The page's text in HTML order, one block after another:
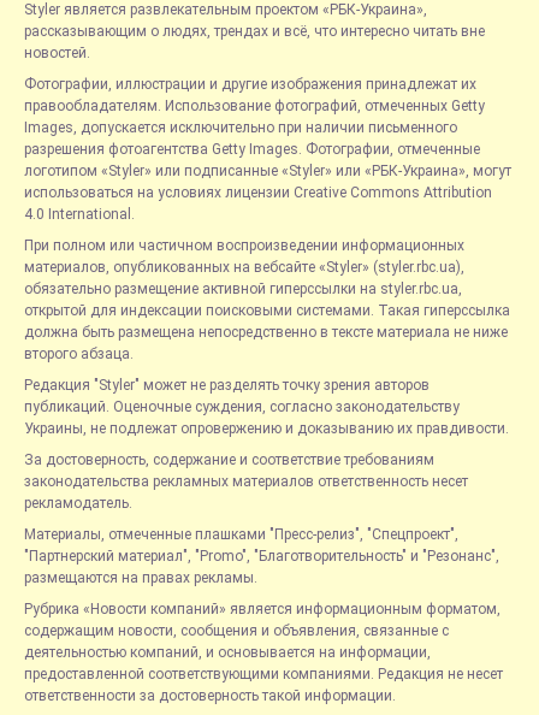
Styler является развлекательным проектом «РБК-Украина»,
рассказывающим о людях, трендах и всё, что интересно читать вне
новостей.
Фотографии, иллюстрации и другие изображения принадлежат их
правообладателям. Использование фотографий, отмеченных Getty
Images, допускается исключительно при наличии письменного
разрешения фотоагентства Getty Images. Фотографии, отмеченные
логотипом «Styler» или подписанные «Styler» или «РБК-Украина», могут
использоваться на условиях лицензии Creative Commons Attribution
4.0 International.
При полном или частичном воспроизведении информационных
материалов, опубликованных на вебсайте «Styler» (styler.rbc.ua),
обязательно размещение активной гиперссылки на styler.rbc.ua,
открытой для индексации поисковыми системами. Такая гиперссылка
должна быть размещена непосредственно в тексте материала не ниже
второго абзаца.
Редакция "Styler" может не разделять точку зрения авторов
публикаций. Оценочные суждения, согласно законодательству
Украины, не подлежат опровержению и доказыванию их правдивости.
За достоверность, содержание и соответствие требованиям
законодательства рекламных материалов ответственность несет
рекламодатель.
Материалы, отмеченные плашками "Пресс-релиз", "Спецпроект",
"Партнерский материал", "Promo", "Благотворительность" и "Резонанс",
размещаются на правах рекламы.
Рубрика «Новости компаний» является информационным форматом,
содержащим новости, сообщения и объявления, связанные с
деятельностью компаний, и основывается на информации,
предоставленной соответствующими компаниями. Редакция не несет
ответственности за достоверность такой информации.